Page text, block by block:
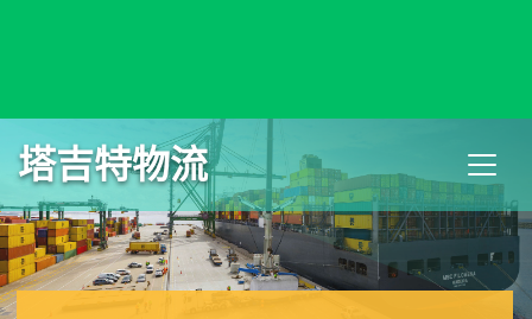
塔吉特物流